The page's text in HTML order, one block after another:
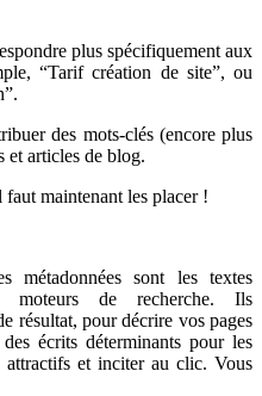
plus spécifiquement aux
“Tarif création de site”, ou
des mots-clés (encore plus
et articles de blog.
maintenant les placer !
métadonnées sont les textes
moteurs de recherche. Ils
résultat, pour décrire vos pages
écrits déterminants pour les
et inciter au clic. Vous